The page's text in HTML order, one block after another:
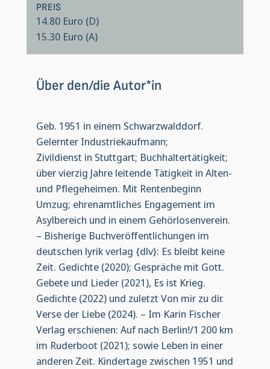
PREIS
14.80 Euro (D)
15.30 Euro (A)
Über den/die Autor*in
Geb. 1951 in einem Schwarzwalddorf.
Gelernter Industriekaufmann;
Zivildienst in Stuttgart; Buchhaltertätigkeit;
über vierzig Jahre leitende Tätigkeit in Alten-
und Pflegeheimen. Mit Rentenbeginn
Umzug; ehrenamtliches Engagement im
Asylbereich und in einem Gehörlosenverein.
– Bisherige Buchveröffentlichungen im
deutschen lyrik verlag {dlv}: Es bleibt keine
Zeit. Gedichte (2020); Gespräche mit Gott.
Gebete und Lieder (2021), Es ist Krieg.
Gedichte (2022) und zuletzt Von mir zu dir.
Verse der Liebe (2024). – Im Karin Fischer
Verlag erschienen: Auf nach Berlin!/1 200 km
im Ruderboot (2021); sowie Leben in einer
anderen Zeit. Kindertage zwischen 1951 und